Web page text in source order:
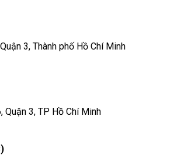
3, Thành phố Hồ Chí Minh
Quận 3, TP Hồ Chí Minh